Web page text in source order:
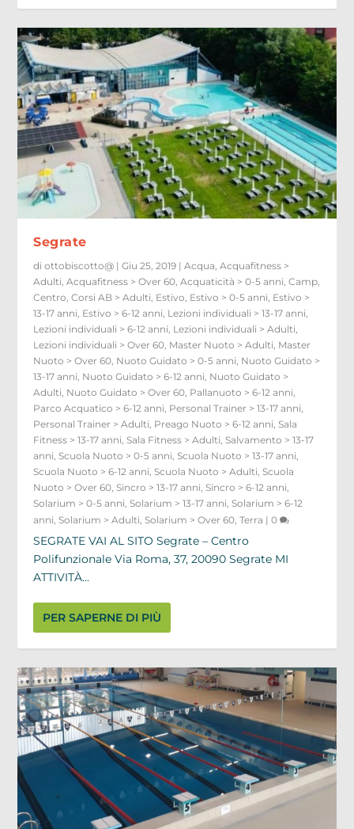
Segrate
diottobiscotto@ |Giu 25, 2019 |Acqua,Acquafitness >
Adulti,Acquafitness > Over 60,Acquaticità > 0-5 anni,Camp,
Centro,Corsi AB > Adulti, Estivo, Estivo > 0-5 anni, Estivo >
13-17 anni, Estivo > 6-12 anni, Lezioni individuali > 13-17 anni,
Lezioni individuali > 6-12 anni, Lezioni individuali > Adulti,
Lezioni individuali > Over 60, Master Nuoto > Adulti, Master
Nuoto > Over 60, Nuoto Guidato > 0-5 anni, Nuoto Guidato >
13-17 anni, Nuoto Guidato > 6-12 anni, Nuoto Guidato >
Adulti, Nuoto Guidato > Over 60, Pallanuoto > 6-12 anni,
Parco Acquatico > 6-12 anni, Personal Trainer > 13-17 anni,
Personal Trainer > Adulti, Preago Nuoto > 6-12 anni,Sala
Fitness > 13-17 anni,Sala Fitness > Adulti,Salvamento > 13-17
anni,Scuola Nuoto > 0-5 anni,Scuola Nuoto > 13-17 anni,
Scuola Nuoto > 6-12 anni,Scuola Nuoto > Adulti,Scuola
Nuoto > Over 60,Sincro > 13-17 anni,Sincro > 6-12 anni,
Solarium > 0-5 anni,Solarium > 13-17 anni,Solarium > 6-12
anni,Solarium > Adulti,Solarium > Over 60,Terra |0
SEGRATE VAI AL SITO Segrate – Centro
Polifunzionale Via Roma, 37, 20090 Segrate MI
ATTIVITÀ...
PER SAPERNE DI PIÙ